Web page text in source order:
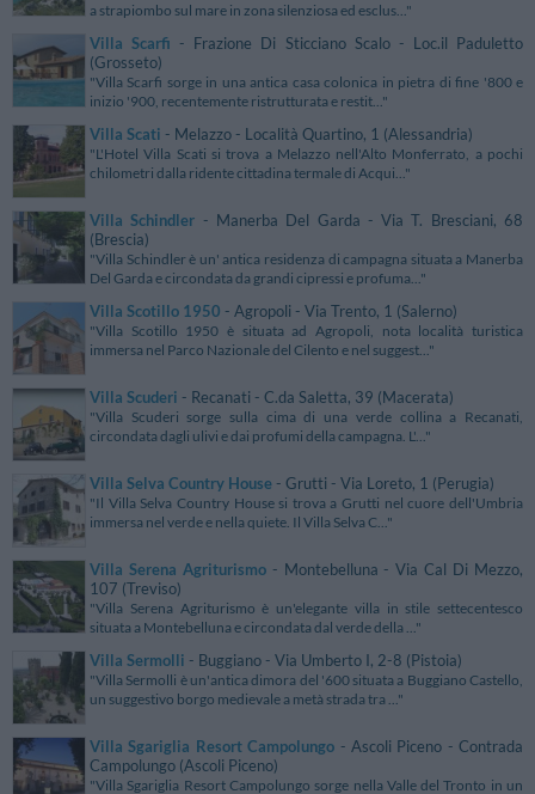
a strapiombo sul mare in zona silenziosa ed esclus..."
Villa Scarfi - Frazione Di Sticciano Scalo - Loc.il Paduletto
(Grosseto)
"Villa Scarfi sorge in una antica casa colonica in pietra di fine '800 e
inizio '900, recentemente ristrutturata e restit..."
Villa Scati - Melazzo - Località Quartino, 1 (Alessandria)
"L'Hotel Villa Scati si trova a Melazzo nell'Alto Monferrato, a pochi
chilometri dalla ridente cittadina termale di Acqui..."
Villa Schindler - Manerba Del Garda - Via T. Bresciani, 68
(Brescia)
"Villa Schindler è un' antica residenza di campagna situata a Manerba
Del Garda e circondata da grandi cipressi e profuma..."
Villa Scotillo 1950 - Agropoli - Via Trento, 1 (Salerno)
"Villa Scotillo 1950 è situata ad Agropoli, nota località turistica
immersa nel Parco Nazionale del Cilento e nel suggest..."
Villa Scuderi - Recanati - C.da Saletta, 39 (Macerata)
"Villa Scuderi sorge sulla cima di una verde collina a Recanati,
circondata dagli ulivi e dai profumi della campagna. L'..."
Villa Selva Country House - Grutti - Via Loreto, 1 (Perugia)
"Il Villa Selva Country House si trova a Grutti nel cuore dell'Umbria
immersa nel verde e nella quiete. Il Villa Selva C..."
Villa Serena Agriturismo- Montebelluna - Via Cal Di Mezzo,
107 (Treviso)
"Villa Serena Agriturismo è un'elegante villa in stile settecentesco
situata a Montebelluna e circondata dal verde della ..."
Villa Sermolli - Buggiano - Via Umberto I, 2-8 (Pistoia)
"Villa Sermolli è un'antica dimora del '600 situata a Buggiano Castello,
un suggestivo borgo medievale a metà strada tra ..."
Villa Sgariglia Resort Campolungo - Ascoli Piceno - Contrada
Campolungo (Ascoli Piceno)
"Villa Sgariglia Resort Campolungo sorge nella Valle del Tronto in un